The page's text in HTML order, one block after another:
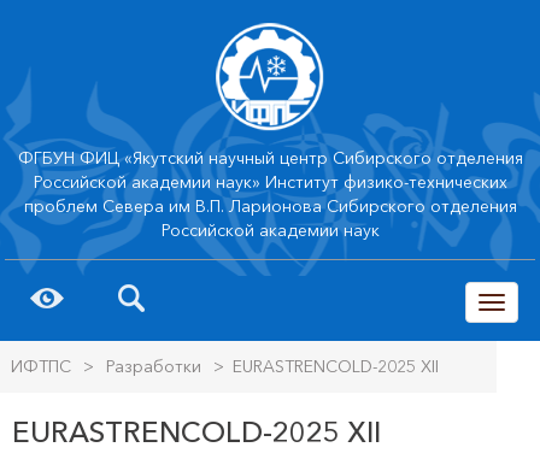
ФГБУН ФИЦ «Якутский научный центр Сибирского отделения
Российской академии наук» Институт физико-технических
проблем Севера им В.П. Ларионова Сибирского отделения
Российской академии наук
trk
ИФТПС > Разработки > EURASTRENCOLD-2025 XII
EURASTRENCOLD-2025 XII